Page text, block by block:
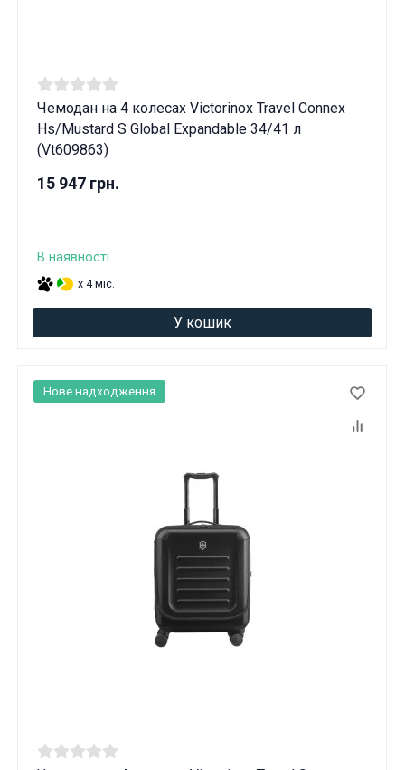
Чемодан на 4 колесах Victorinox Travel Connex
Hs/Mustard S Global Expandable 34/41 л
(Vt609863)
15 947 грн.
В наявності
x 4 міс.
У кошик
Нове надходження